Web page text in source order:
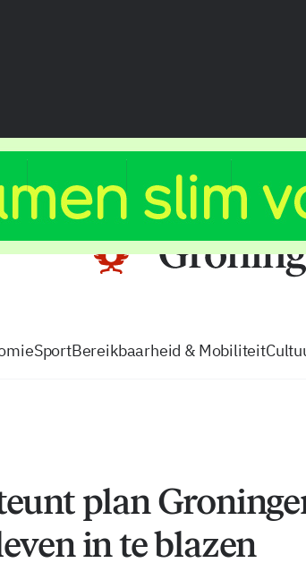
vacatures
SportBereikbaarheid & Mobiliteit
plan
in te blazen